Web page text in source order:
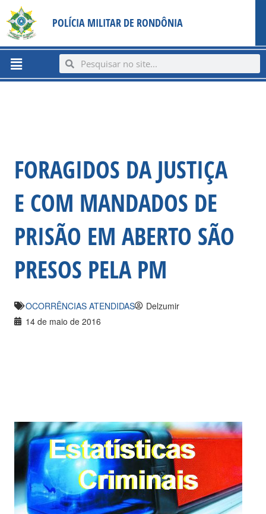
content
para
conteúdo
POLÍCIA MILITAR DE RONDÔNIA
Menu SearchSearch
FORAGIDOS DA JUSTIÇA
E COM MANDADOS DE
PRISÃO EM ABERTO SÃO
PRESOS PELA PM
OCORRÊNCIAS ATENDIDAS
Delzumir
14 de maio de 2016